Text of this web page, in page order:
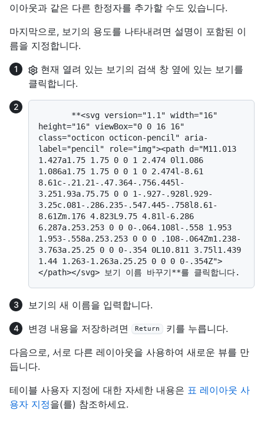
이아웃과 같은 다른 한정자를 추가할 수도 있습니다.
마지막으로, 보기의 용도를 나타내려면 설명이 포함된 이
름을 지정합니다.
현재 열려 있는 보기의 검색 창 옆에 있는 보기를
클릭합니다.
height="16" viewBox="0 0 16 16"
class="octicon octicon-pencil" aria-
label="pencil" role="img"><path d="M11.013
1.427a1.75 1.75 0 0 1 2.474 0l1.086
1.086a1.75 1.75 0 0 1 0 2.474l-8.61
8.61c-.21.21-.47.364-.756.445l-
3.251.93a.75.75 0 0 1-.927-.928l.929-
3.25c.081-.286.235-.547.445-.758l8.61-
8.61Zm.176 4.823L9.75 4.81l-6.286
6.287a.253.253 0 0 0-.064.108l-.558 1.953
1.953-.558a.253.253 0 0 0 .108-.064Zm1.238-
3.763a.25.25 0 0 0-.354 0L10.811 3.75l1.439
1.44 1.263-1.263a.25.25 0 0 0 0-.354Z">
보기의 새 이름을 입력합니다.
변경 내용을 저장하려면
Return
키를 누릅니다.
다음으로, 서로 다른 레이아웃을 사용하여 새로운 뷰를 만
듭니다.
테이블 사용자 지정에 대한 자세한 내용은 표 레이아웃 사
용자 지정을(를) 참조하세요.